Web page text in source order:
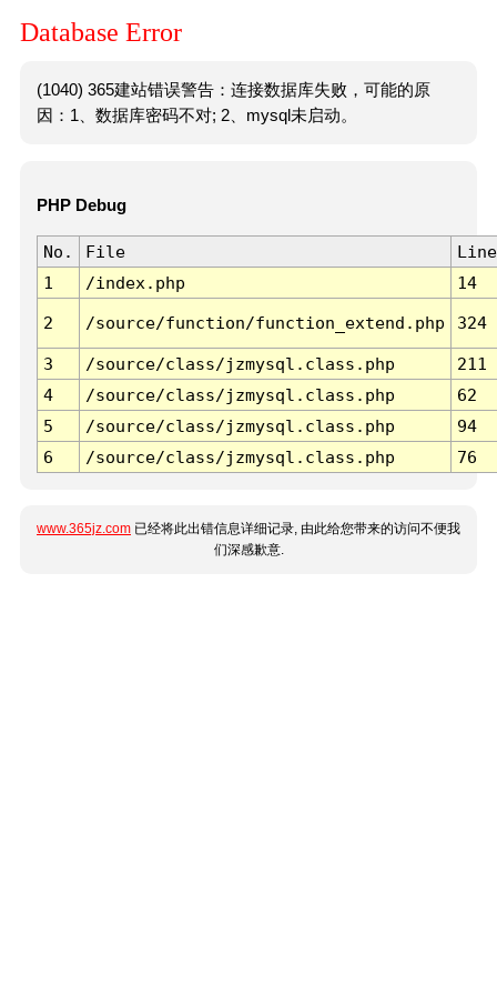
Database Error
(1040) 365建站错误警告：连接数据库失败，可能的原
因：1、数据库密码不对; 2、mysql未启动。
PHP Debug
No. File
Line
1
/index.php 14
2 /source/function/function_extend.php 324
3 /source/class/jzmysql.class.php
211
4
/source/class/jzmysql.class.php
62
5
/source/class/jzmysql.class.php
94
6
/source/class/jzmysql.class.php 76
www.365jz.com 已经将此出错信息详细记录, 由此给您带来的访问不便我
们深感歉意.